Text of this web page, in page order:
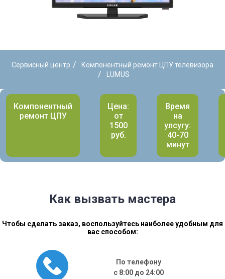
Сервисный центр / Компонентный ремонт ЦПУ телевизора
/ LUMUS
Компонентный
ремонт ЦПУ
Цена:
от
1500
руб.
Время
на
улсугу:
40-70
минут
Как вызвать мастера
Чтобы сделать заказ, воспользуйтесь наиболее удобным для
вас способом:
По телефону
с 8:00 до 24:00